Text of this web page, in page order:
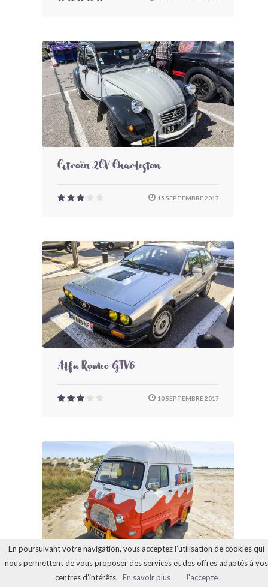
Citroën 2CV Charleston
15 SEPTEMBRE 2017
Alfa Romeo GTV6
10 SEPTEMBRE 2017
Renault Estafette 1000 Kinder
En poursuivant votre navigation, vous acceptez l’utilisation de cookies qui
nous permettent de vous proposer des services et des offres adaptés à vos
centres d’intérêts. En savoir plus J'accepte